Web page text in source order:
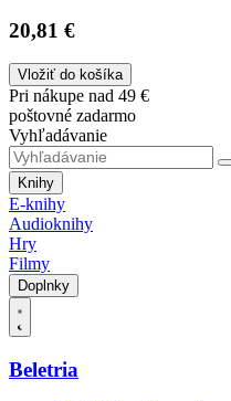
20,81 €
Vložiť do košíka
Pri nákupe nad 49 €
poštovné zadarmo
Vyhľadávanie
Knihy
E-knihy
Audioknihy
Hry
Filmy
Doplnky
Beletria